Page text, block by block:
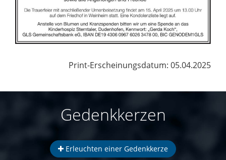
Print-Erscheinungsdatum: 05.04.2025
Gedenkkerzen
Erleuchten einer Gedenkkerze